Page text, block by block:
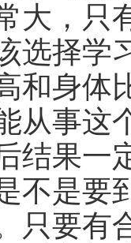
大，只
选择学
和身体
从事这
结果一
不是要
只要有